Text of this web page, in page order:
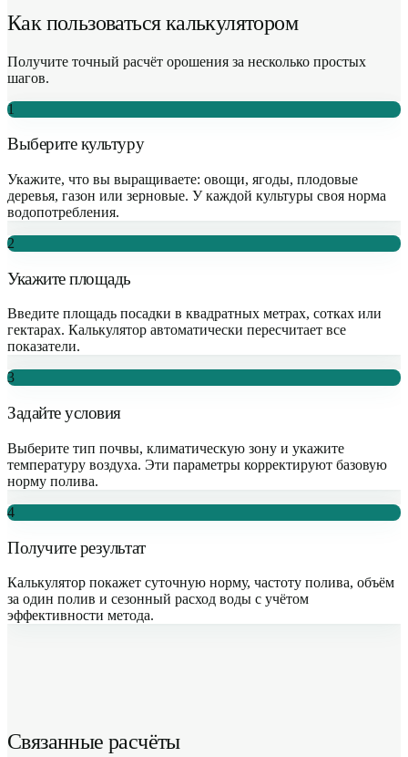
Как пользоваться калькулятором
Получите точный расчёт орошения за несколько простых
шагов.
1
Выберите культуру
Укажите, что вы выращиваете: овощи, ягоды, плодовые
деревья, газон или зерновые. У каждой культуры своя норма
водопотребления.
2
Укажите площадь
Введите площадь посадки в квадратных метрах, сотках или
гектарах. Калькулятор автоматически пересчитает все
показатели.
3
Задайте условия
Выберите тип почвы, климатическую зону и укажите
температуру воздуха. Эти параметры корректируют базовую
норму полива.
4
Получите результат
Калькулятор покажет суточную норму, частоту полива, объём
за один полив и сезонный расход воды с учётом
эффективности метода.
Связанные расчёты